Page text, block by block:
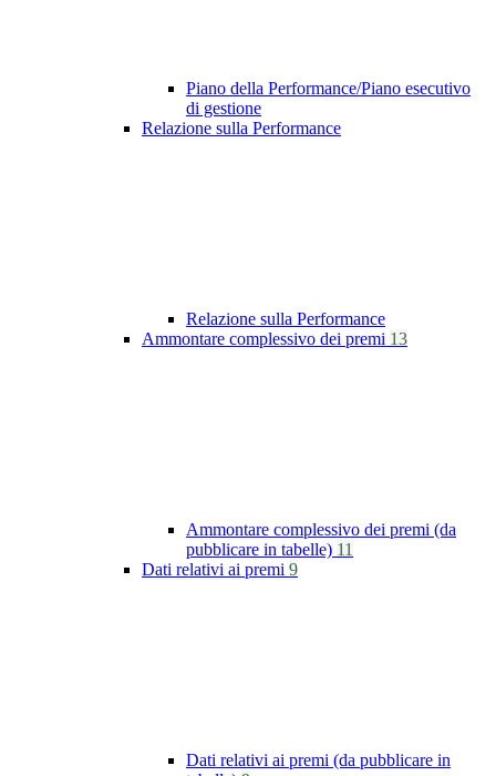
Piano della Performance/Piano esecutivo
di gestione
Relazione sulla Performance
Relazione sulla Performance
Ammontare complessivo dei premi 13
Ammontare complessivo dei premi (da
pubblicare in tabelle) 11
Dati relativi ai premi 9
Dati relativi ai premi (da pubblicare in